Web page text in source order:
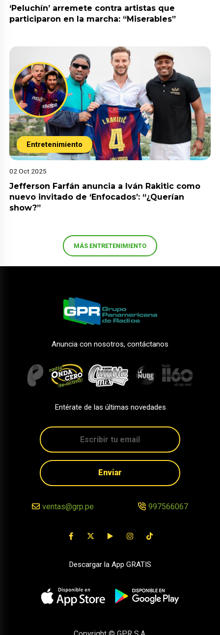
‘Peluchín’ arremete contra artistas que
participaron en la marcha: “Miserables”
Entretenimiento
02 Oct 2025
Jefferson Farfán anuncia a Iván Rakitic como
nuevo invitado de ‘Enfocados’: “¿Querían
show?”
MÁS ENTRETENIMIENTO
Anuncia con nosotros, contáctanos
Entérate de las últimas novedades
Enviar
ventas@grp.pe 997566067
Descargar la App GRATIS